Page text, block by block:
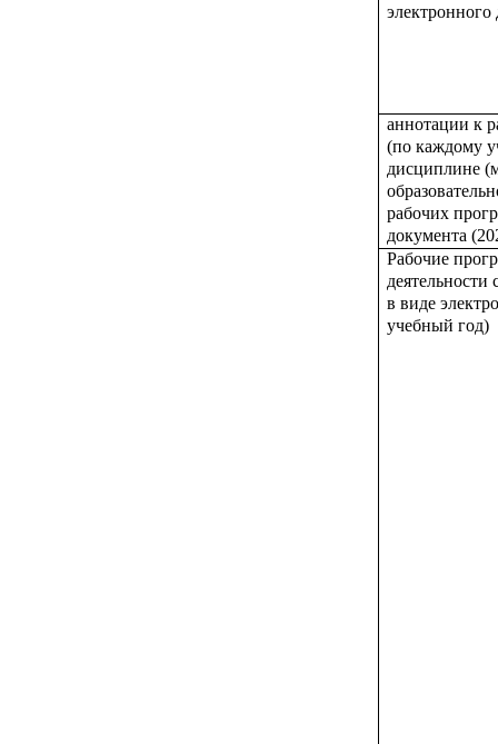
электронного
аннотации к
(по каждому
дисциплине
рабочих
документа
Рабочие
в виде
учебный год)